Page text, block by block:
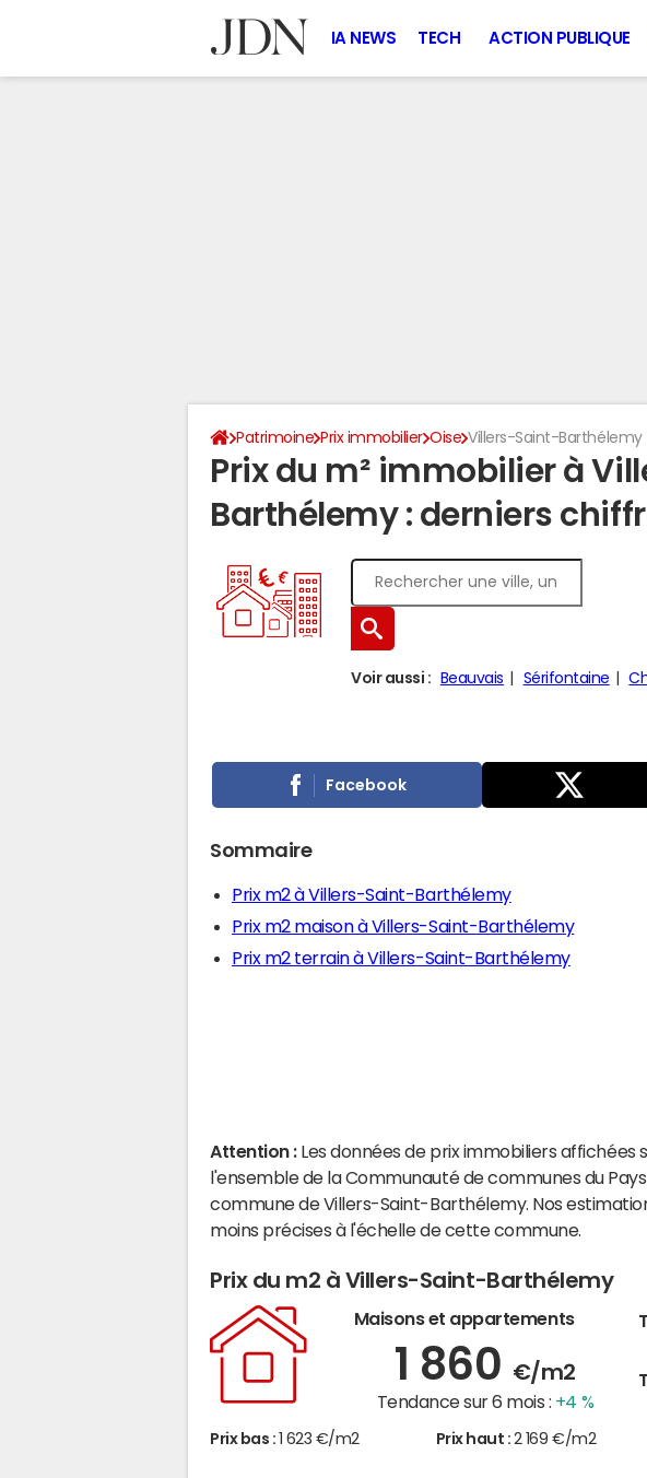
IA NEWS TECH ACTION PUBLIQUE
Patrimoine Prix immobilier Oise Villers-Saint-Barthélemy
Prix du m² immobilier à
Barthélemy : derniers
Voir aussi : Beauvais Sérifontaine
Facebook
Sommaire
Prix m2 à Villers-Saint-Barthélemy
Prix m2 maison à Villers-Saint-Barthélemy
Prix m2 terrain à Villers-Saint-Barthélemy
Attention : Les données de prix immobiliers
l'ensemble de la Communauté de communes du
commune de Villers-Saint-Barthélemy. Nos
moins précises à l'échelle de cette commune.
Prix du m2 à Villers-Saint-Barthélemy
Maisons et appartements
1 860 €/m2
Tendance sur 6 mois : +4 %
Prix bas : 1 623 €/m2 Prix haut : 2 169 €/m2